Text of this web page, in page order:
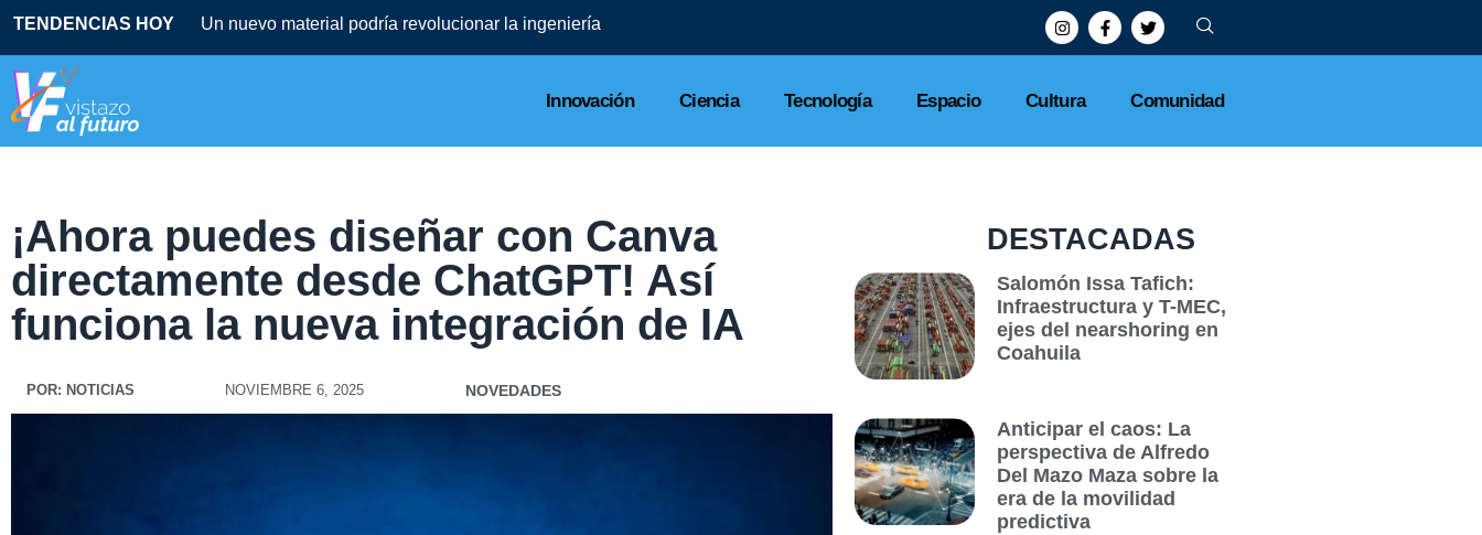
TENDENCIAS HOY Un nuevo material podría revolucionar la ingeniería
Innovación Ciencia Tecnología Espacio Cultura Comunidad
¡Ahora puedes diseñar con Canva
directamente desde ChatGPT! Así
funciona la nueva integración de IA
POR: NOTICIAS NOVIEMBRE 6, 2025 NOVEDADES
DESTACADAS
Salomón Issa Tafich:
Infraestructura y T-MEC,
ejes del nearshoring en
Coahuila
Anticipar el caos: La
perspectiva de Alfredo
Del Mazo Maza sobre la
era de la movilidad
predictiva